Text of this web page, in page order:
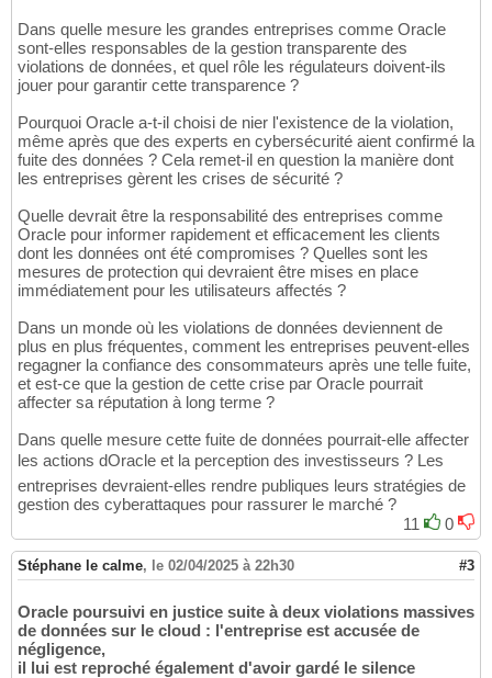
Dans quelle mesure les grandes entreprises comme Oracle
sont-elles responsables de la gestion transparente des
violations de données, et quel rôle les régulateurs doivent-ils
jouer pour garantir cette transparence ?
Pourquoi Oracle a-t-il choisi de nier l'existence de la violation,
même après que des experts en cybersécurité aient confirmé la
fuite des données ? Cela remet-il en question la manière dont
les entreprises gèrent les crises de sécurité ?
Quelle devrait être la responsabilité des entreprises comme
Oracle pour informer rapidement et efficacement les clients
dont les données ont été compromises ? Quelles sont les
mesures de protection qui devraient être mises en place
immédiatement pour les utilisateurs affectés ?
Dans un monde où les violations de données deviennent de
plus en plus fréquentes, comment les entreprises peuvent-elles
regagner la confiance des consommateurs après une telle fuite,
et est-ce que la gestion de cette crise par Oracle pourrait
affecter sa réputation à long terme ?
Dans quelle mesure cette fuite de données pourrait-elle affecter
les actions dOracle et la perception des investisseurs ? Les
entreprises devraient-elles rendre publiques leurs stratégies de
gestion des cyberattaques pour rassurer le marché ?
11
0
Stéphane le calme, le 02/04/2025 à 22h30 #3
Oracle poursuivi en justice suite à deux violations massives
de données sur le cloud : l'entreprise est accusée de
négligence,
il lui est reproché également d'avoir gardé le silence